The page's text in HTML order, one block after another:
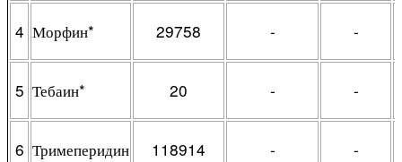
4 Морфин* 29758 - -
5 Тебаин* 20 - -
6 Тримеперидин 118914 - -